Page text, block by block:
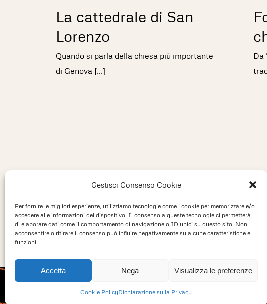
Gestisci Consenso Cookie
Per fornire le migliori esperienze, utilizziamo tecnologie come i cookie per memorizzare e/o
accedere alle informazioni del dispositivo. Il consenso a queste tecnologie ci permetterà
di elaborare dati come il comportamento di navigazione o ID unici su questo sito. Non
acconsentire o ritirare il consenso può influire negativamente su alcune caratteristiche e
funzioni.
Accetta Nega Visualizza le preferenze
Cookie PolicyDichiarazione sulla Privacy
La cattedrale di San
Lorenzo
Quando si parla della chiesa più importante
di Genova [...]
Da